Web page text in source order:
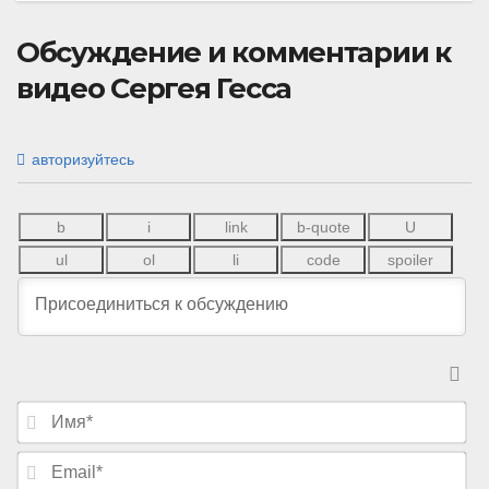
Обсуждение и комментарии к
видео Сергея Гесса
авторизуйтесь
И
я
E